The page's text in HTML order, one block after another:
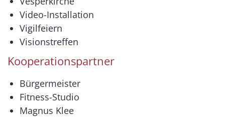
Video-Installation
Vigilfeiern
Visionstreffen
Kooperationspartner
Bürgermeister
Fitness-Studio
Magnus Klee